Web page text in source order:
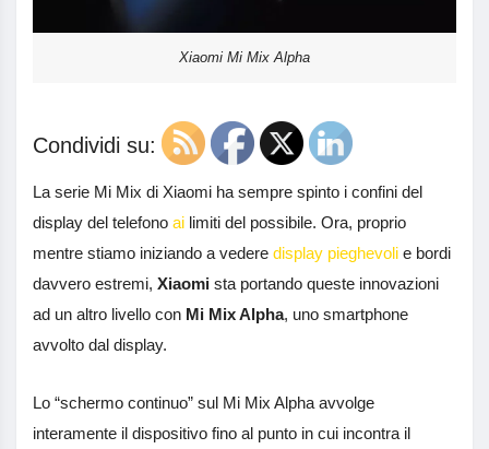
Xiaomi Mi Mix Alpha
Condividi su:
La serie Mi Mix di Xiaomi ha sempre spinto i confini del
display del telefono ai limiti del possibile. Ora, proprio
mentre stiamo iniziando a vedere display pieghevoli e bordi
davvero estremi, Xiaomi sta portando queste innovazioni
ad un altro livello con Mi Mix Alpha, uno smartphone
avvolto dal display.
Lo “schermo continuo” sul Mi Mix Alpha avvolge
interamente il dispositivo fino al punto in cui incontra il